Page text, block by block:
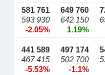
581 761
593 930
-2.05%
649 760
642 150
1.19%
441 589
467 415
-5.53%
497 174
502 700
-1.1%